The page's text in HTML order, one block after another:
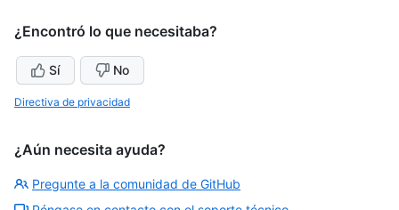
¿Encontró lo que necesitaba?
Sí No
Directiva de privacidad
¿Aún necesita ayuda?
Pregunte a la comunidad de GitHub